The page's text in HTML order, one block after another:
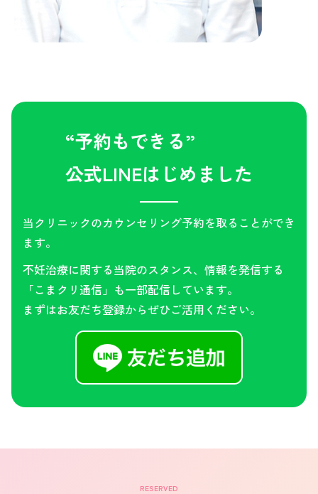
“予約もできる”
公式LINEはじめました
当クリニックのカウンセリング予約を取ることができ
ます。
不妊治療に関する当院のスタンス、情報を発信する
「こまクリ通信」も一部配信しています。
まずはお友だち登録からぜひご活用ください。
RESERVED